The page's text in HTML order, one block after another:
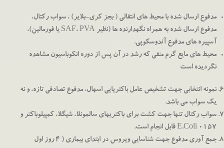
مدفوع ارسال شده با محیط های انتقالی ( بجز کری-بلایر) ، سواب رکتال،
مدفوع ارسال شده به همراه نگهدارنده ها (نظیر SAF، PVA یا فورمالین)،
آسپیره های مدفوع آندوسکوپی.
محیط های مایع گرم منفی که رشد در آن پس از دوره انکوباسیون مشاهده
نگردیده است
نمونه انتخابی جهت تشخیص عامل باکتریایی اسهال، مدفوع تصادفی تازه، و نه
یک سواب می باشد.
سواب رکتال تنها جهت کشت برای باکتریهای سالمونلا، شیگلا، کمپیلوباکتر و
E.Coli 0157 قابل انجام است.
جمع آوری مدفوع جهت شناسایی ویروس در ابتدای بیماری ( 4 روز اول